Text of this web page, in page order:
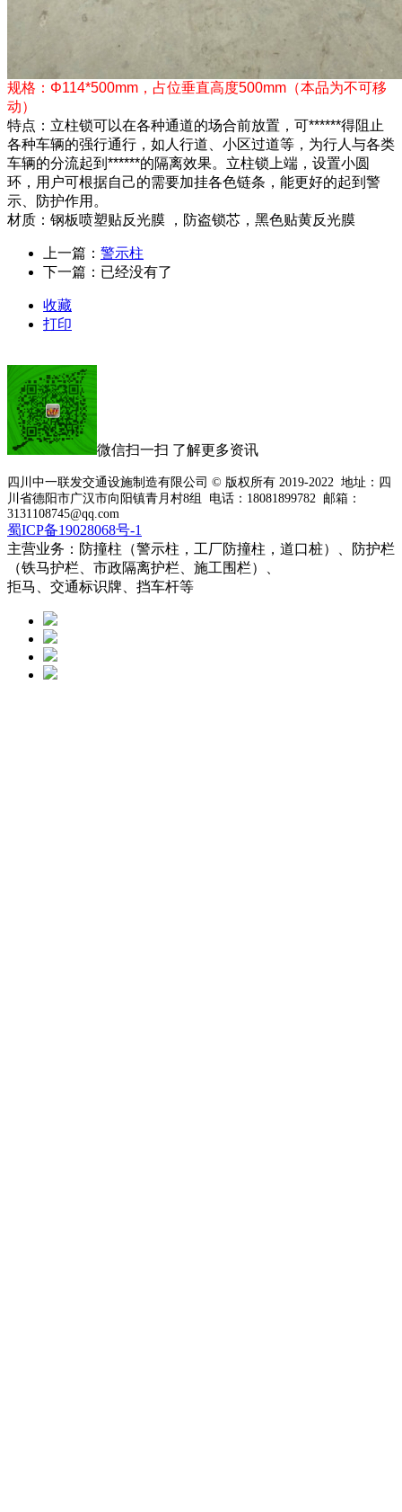
规格：Φ114*500mm，占位垂直高度500mm（本品为不可移
动）
特点：立柱锁可以在各种通道的场合前放置，可******得阻止
各种车辆的强行通行，如人行道、小区过道等，为行人与各类
车辆的分流起到******的隔离效果。立柱锁上端，设置小圆
环，用户可根据自己的需要加挂各色链条，能更好的起到警
示、防护作用。
材质：钢板喷塑贴反光膜 ，防盗锁芯，黑色贴黄反光膜
上一篇： 警示柱
下一篇：已经没有了
收藏
打印
微信扫一扫 了解更多资讯
四川中一联发交通设施制造有限公司 © 版权所有 2019-2022 地址：四
川省德阳市广汉市向阳镇青月村8组 电话：18081899782 邮箱：
3131108745@qq.com
蜀ICP备19028068号-1
主营业务：防撞柱（警示柱，工厂防撞柱，道口桩）、防护栏
（铁马护栏、市政隔离护栏、施工围栏）、
拒马、交通标识牌、挡车杆等